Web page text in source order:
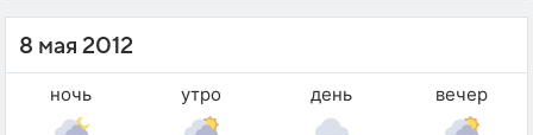
8 мая 2012
ночь утро день вечер